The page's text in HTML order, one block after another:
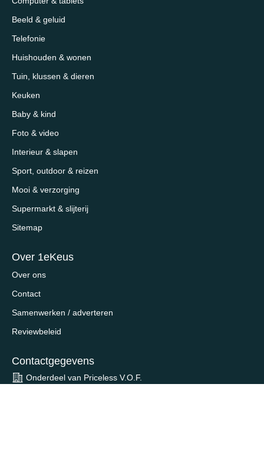
Beeld & geluid
Telefonie
Huishouden & wonen
Tuin, klussen & dieren
Keuken
Baby & kind
Foto & video
Interieur & slapen
Sport, outdoor & reizen
Mooi & verzorging
Supermarkt & slijterij
Sitemap
Over 1eKeus
Over ons
Contact
Samenwerken / adverteren
Reviewbeleid
Contactgegevens
Onderdeel van Priceless V.O.F.